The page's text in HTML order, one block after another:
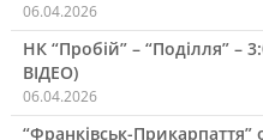
06.04.2026
НК “Пробій” – “Поділля” –
ВІДЕО)
06.04.2026
“Франківськ-Прикарпаття”